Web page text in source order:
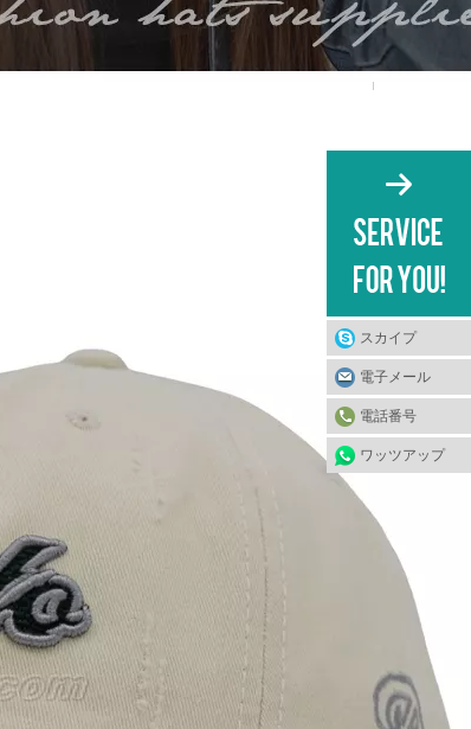
スカイプ
電子メール
電話番号
ワッツアップ